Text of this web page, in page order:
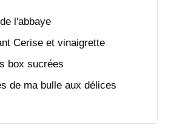
l'abbaye
Cerise et vinaigrette
box sucrées
de ma bulle aux délices